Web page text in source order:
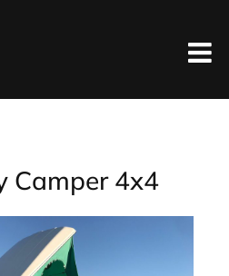
Camper 4x4